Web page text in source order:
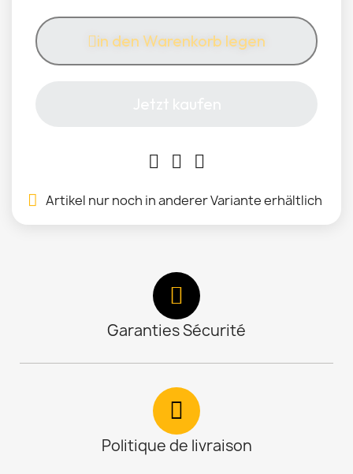
in den Warenkorb legen
Artikel nur noch in anderer Variante erhältlich
Garanties Sécurité
Politique de livraison